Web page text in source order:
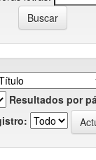
Resultados por